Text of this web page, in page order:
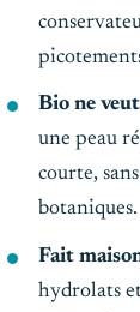
Bio ne
une peau
courte,
botaniques.
Fait
hydrolats